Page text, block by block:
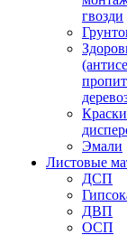
гвозди
Эмали
Листовые
ДСП
ДВП
ОСП